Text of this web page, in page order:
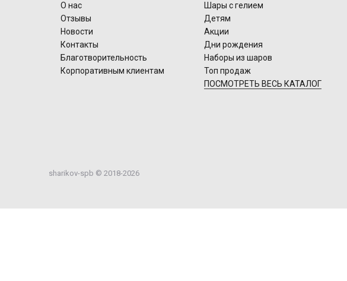
О нас
Отзывы
Новости
Контакты
Благотворительность
Корпоративным клиентам
Шары с гелием
Детям
Акции
Дни рождения
Наборы из шаров
Топ продаж
ПОСМОТРЕТЬ ВЕСЬ КАТАЛОГ
sharikov-spb © 2018-2026